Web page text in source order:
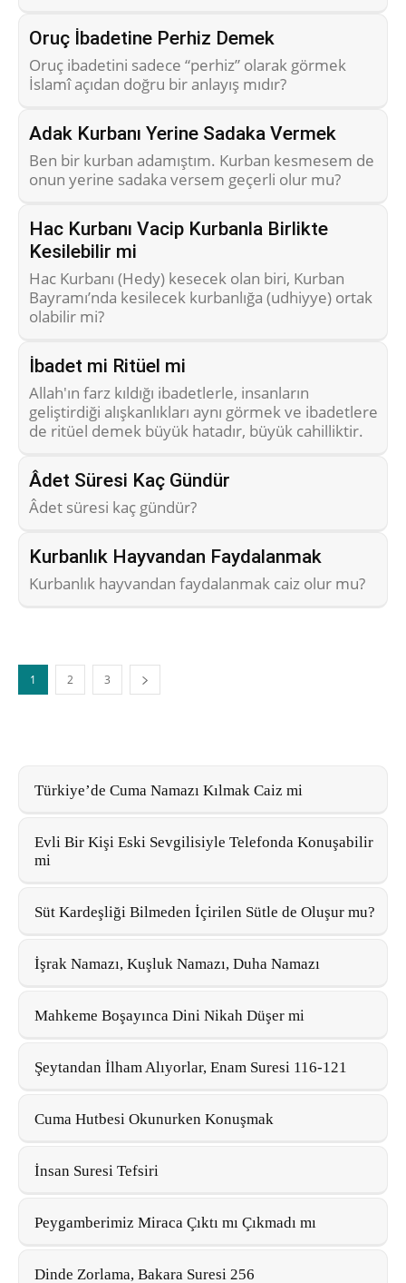
Oruç İbadetine Perhiz Demek
Oruç ibadetini sadece “perhiz” olarak görmek
İslamî açıdan doğru bir anlayış mıdır?
Adak Kurbanı Yerine Sadaka Vermek
Ben bir kurban adamıştım. Kurban kesmesem de
onun yerine sadaka versem geçerli olur mu?
Hac Kurbanı Vacip Kurbanla Birlikte
Kesilebilir mi
Hac Kurbanı (Hedy) kesecek olan biri, Kurban
Bayramı’nda kesilecek kurbanlığa (udhiyye) ortak
olabilir mi?
İbadet mi Ritüel mi
Allah'ın farz kıldığı ibadetlerle, insanların
geliştirdiği alışkanlıkları aynı görmek ve ibadetlere
de ritüel demek büyük hatadır, büyük cahilliktir.
Âdet Süresi Kaç Gündür
Âdet süresi kaç gündür?
Kurbanlık Hayvandan Faydalanmak
Kurbanlık hayvandan faydalanmak caiz olur mu?
1 2 3
Türkiye’de Cuma Namazı Kılmak Caiz mi
Evli Bir Kişi Eski Sevgilisiyle Telefonda Konuşabilir
mi
Süt Kardeşliği Bilmeden İçirilen Sütle de Oluşur mu?
İşrak Namazı, Kuşluk Namazı, Duha Namazı
Mahkeme Boşayınca Dini Nikah Düşer mi
Şeytandan İlham Alıyorlar, Enam Suresi 116-121
Cuma Hutbesi Okunurken Konuşmak
İnsan Suresi Tefsiri
Peygamberimiz Miraca Çıktı mı Çıkmadı mı
Dinde Zorlama, Bakara Suresi 256